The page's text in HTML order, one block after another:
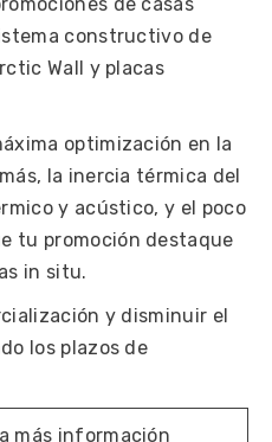
constructivo de
Wall y placas
optimización en la
la inercia térmica del
y acústico, y el poco
tu promoción destaque
in situ.
y disminuir el
los plazos de
más información